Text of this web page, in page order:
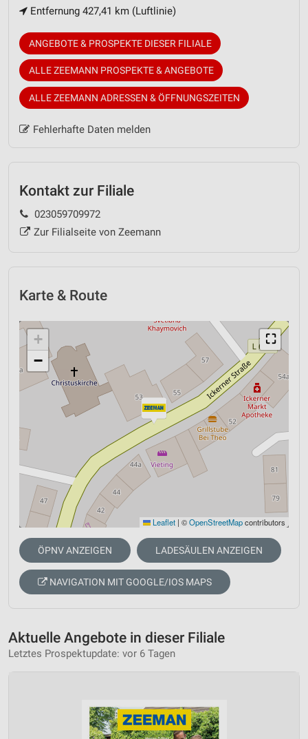
Entfernung 427,41 km (Luftlinie)
ANGEBOTE & PROSPEKTE DIESER FILIALE
ALLE ZEEMANN PROSPEKTE & ANGEBOTE
ALLE ZEEMANN ADRESSEN & ÖFFNUNGSZEITEN
Fehlerhafte Daten melden
Kontakt zur Filiale
023059709972
Zur Filialseite von Zeemann
Karte & Route
⛶
+
−
Leaflet | ©OpenStreetMapcontributors
ÖPNV ANZEIGEN LADESÄULEN ANZEIGEN
NAVIGATION MIT GOOGLE/IOS MAPS
Aktuelle Angebote in dieser Filiale
Letztes Prospektupdate: vor 6 Tagen